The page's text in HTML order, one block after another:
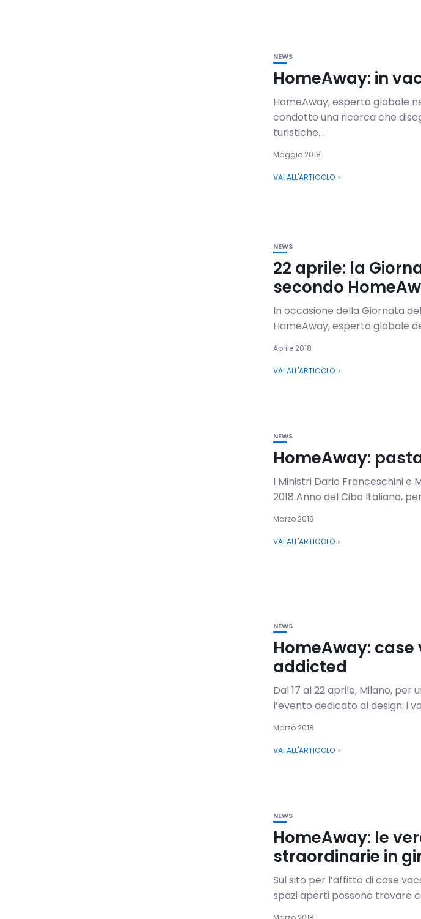
NEWS
HomeAway: in
HomeAway, esperto globale
condotto una ricerca che
turistiche...
Maggio 2018
VAI ALL'ARTICOLO
NEWS
22 aprile: la
secondo
In occasione della Giornata
HomeAway, esperto globale
Aprile 2018
VAI ALL'ARTICOLO
NEWS
HomeAway:
I Ministri Dario Franceschini e
2018 Anno del Cibo Italiano,
Marzo 2018
VAI ALL'ARTICOLO
NEWS
HomeAway:
addicted
Dal 17 al 22 aprile, Milano,
l’evento dedicato al design: i
Marzo 2018
VAI ALL'ARTICOLO
NEWS
HomeAway: le
straordinarie in
Sul sito per l’affitto di case
spazi aperti possono trovare